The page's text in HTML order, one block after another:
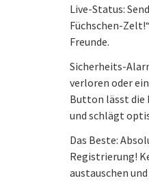
Live-Status:
Füchschen-
Freunde.
Sicherheits-
verloren oder
Button lässt die
und schlägt
Das Beste:
Registrierung!
austauschen